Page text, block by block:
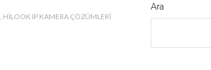
HILOOK IP KAMERA ÇÖZÜMLERI
Ara